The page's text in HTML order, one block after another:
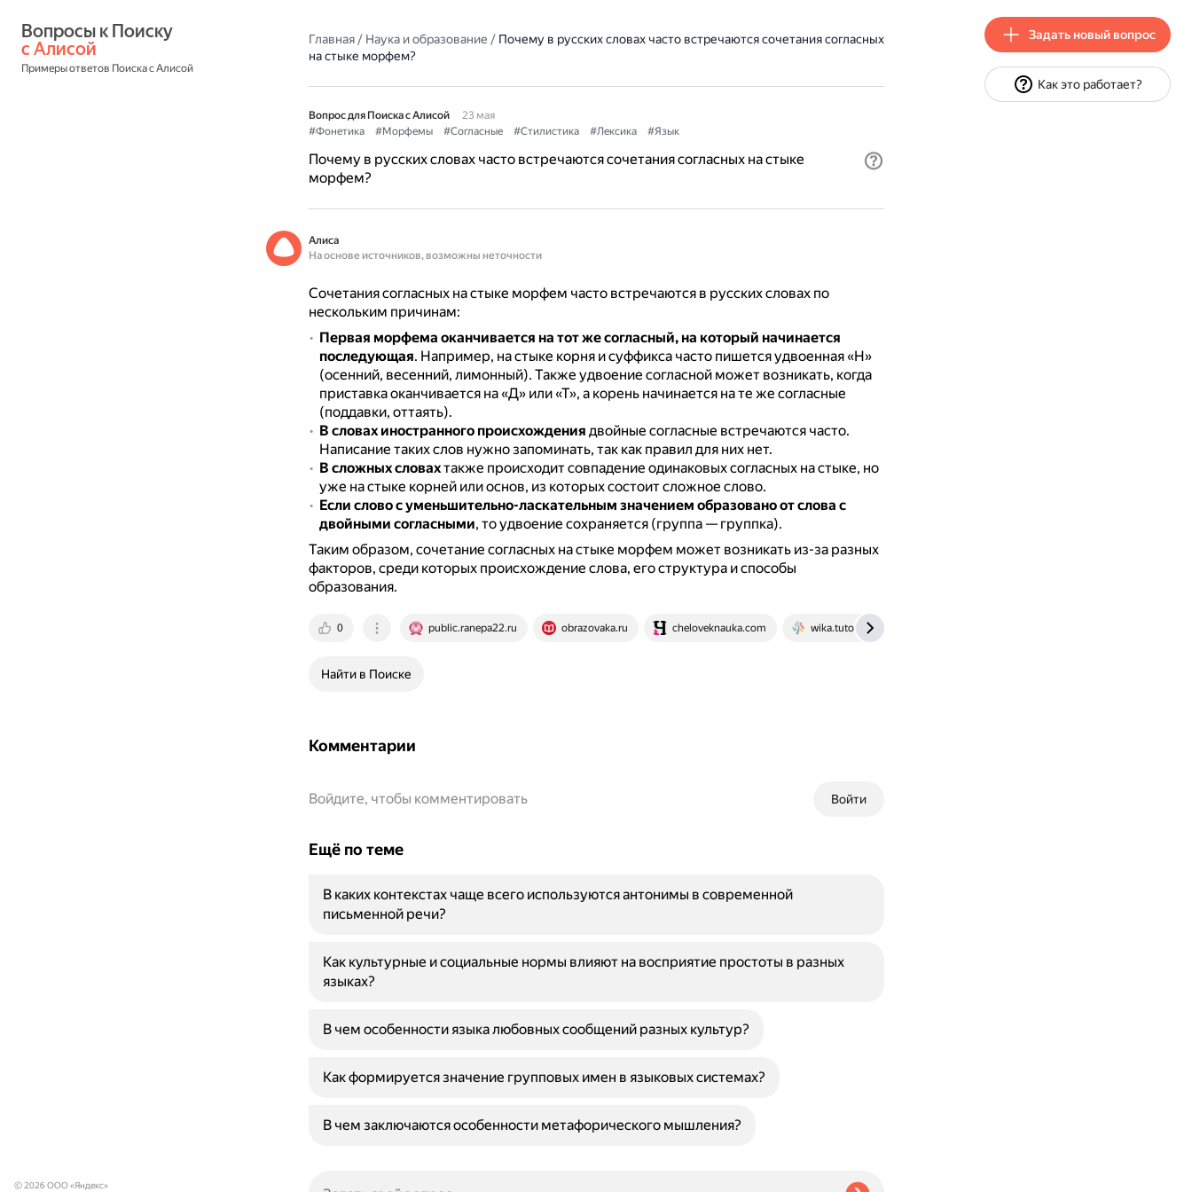
с Алисой
Примеры ответов Поиска с Алисой
Главная/ Наука и образование / Почему в русских словах часто встречаются сочетания согласных
на стыке морфем?
Вопрос для Поиска с Алисой
23 мая
#Фонетика
#Морфемы #Согласные #Стилистика #Лексика #Язык
Почему в русских словах часто встречаются сочетания согласных на стыке
морфем?
Алиса
На основе источников, возможны неточности
Сочетания согласных на стыке морфем часто встречаются в русских словах по
нескольким причинам:
Первая морфема оканчивается на тот же согласный, на который начинается
последующая. Например, на стыке корня и суффикса часто пишется удвоенная «Н»
(осенний, весенний, лимонный). Также удвоение согласной может возникать, когда
приставка оканчивается на «Д» или «Т», а корень начинается на те же согласные
(поддавки, оттаять).
В словах иностранного происхождения двойные согласные встречаются часто.
Написание таких слов нужно запоминать, так как правил для них нет.
В сложных словахтакже происходит совпадение одинаковых согласных на стыке, но
уже на стыке корней или основ, из которых состоит сложное слово.
Если слово с уменьшительно-ласкательным значением образовано от слова с
двойными согласными, то удвоение сохраняется (группа — группка).
Таким образом, сочетание согласных на стыке морфем может возникать из-за разных
факторов, среди которых происхождение слова, его структура и способы
образования.
0 public.ranepa22.ru obrazovaka.ru cheloveknauka.com wika.tutoronline.ru
Найти в Поиске
Комментарии
Войти
Войдите, чтобы комментировать
Ещё по теме
В каких контекстах чаще всего используются антонимы в современной
письменной речи?
Как культурные и социальные нормы влияют на восприятие простоты в разных
языках?
В чем особенности языка любовных сообщений разных культур?
Как формируется значение групповых имен в языковых системах?
В чем заключаются особенности метафорического мышления?
© 2026 ООО «Яндекс»
Задать новый вопрос
Как это работает?